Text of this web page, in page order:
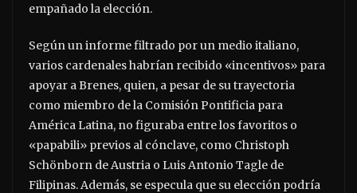
empañado la elección.
Según un informe filtrado por un medio italiano,
varios cardenales habrían recibido «incentivos» para
apoyar a Brenes, quien, a pesar de su trayectoria
como miembro de la Comisión Pontificia para
América Latina, no figuraba entre los favoritos o
«papabili» previos al cónclave, como Christoph
Schönborn de Austria o Luis Antonio Tagle de
Filipinas. Además, se especula que su elección podría